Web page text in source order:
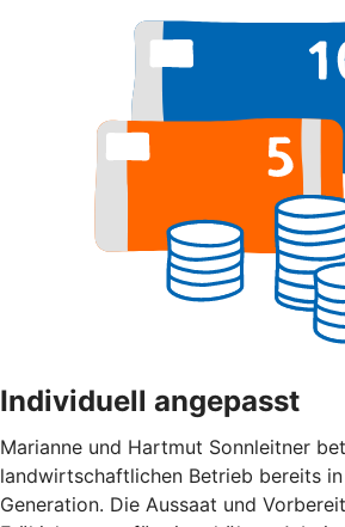
Individuell angepasst
Marianne und Hartmut Sonnleitner
landwirtschaftlichen Betrieb bereits
Generation. Die Aussaat und